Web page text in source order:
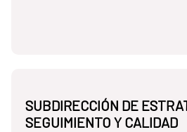
SUBDIRECCIÓN DE
SEGUIMIENTO Y CALIDAD